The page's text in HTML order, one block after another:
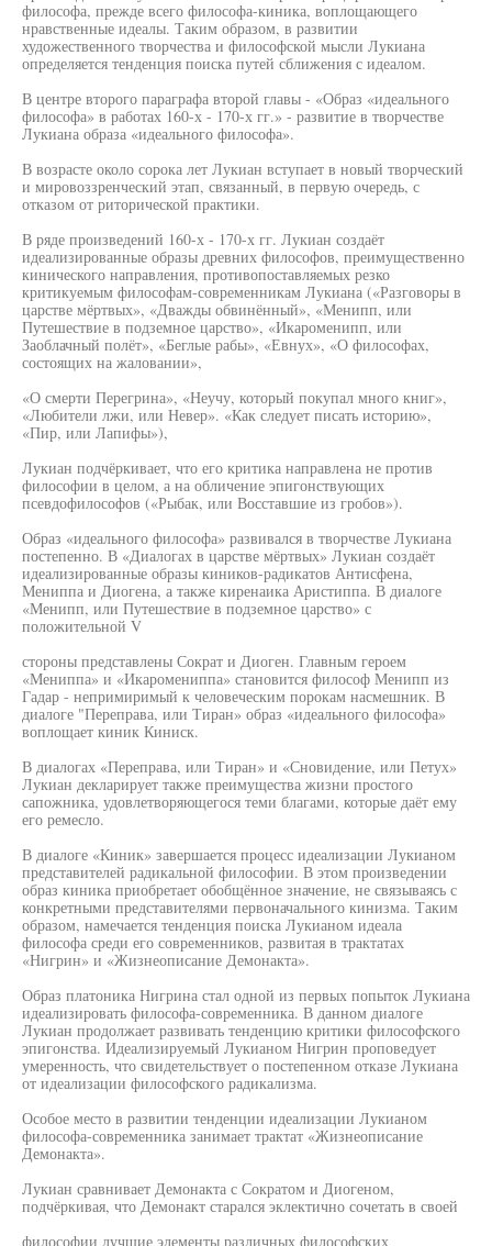
философа, прежде всего философа-киника, воплощающего
нравственные идеалы. Таким образом, в развитии
художественного творчества и философской мысли Лукиана
определяется тенденция поиска путей сближения с идеалом.
В центре второго параграфа второй главы - «Образ «идеального
философа» в работах 160-х - 170-х гг.» - развитие в творчестве
Лукиана образа «идеального философа».
В возрасте около сорока лет Лукиан вступает в новый творческий
и мировоззренческий этап, связанный, в первую очередь, с
отказом от риторической практики.
В ряде произведений 160-х - 170-х гг. Лукиан создаёт
идеализированные образы древних философов, преимущественно
кинического направления, противопоставляемых резко
критикуемым философам-современникам Лукиана («Разговоры в
царстве мёртвых», «Дважды обвинённый», «Менипп, или
Путешествие в подземное царство», «Икароменипп, или
Заоблачный полёт», «Беглые рабы», «Евнух», «О философах,
состоящих на жаловании»,
«О смерти Перегрина», «Неучу, который покупал много книг»,
«Любители лжи, или Невер». «Как следует писать историю»,
«Пир, или Лапифы»),
Лукиан подчёркивает, что его критика направлена не против
философии в целом, а на обличение эпигонствующих
псевдофилософов («Рыбак, или Восставшие из гробов»).
Образ «идеального философа» развивался в творчестве Лукиана
постепенно. В «Диалогах в царстве мёртвых» Лукиан создаёт
идеализированные образы киников-радикатов Антисфена,
Мениппа и Диогена, а также киренаика Аристиппа. В диалоге
«Менипп, или Путешествие в подземное царство» с
положительной V
стороны представлены Сократ и Диоген. Главным героем
«Мениппа» и «Икаромениппа» становится философ Менипп из
Гадар - непримиримый к человеческим порокам насмешник. В
диалоге "Переправа, или Тиран» образ «идеального философа»
воплощает киник Киниск.
В диалогах «Переправа, или Тиран» и «Сновидение, или Петух»
Лукиан декларирует также преимущества жизни простого
сапожника, удовлетворяющегося теми благами, которые даёт ему
его ремесло.
В диалоге «Киник» завершается процесс идеализации Лукианом
представителей радикальной философии. В этом произведении
образ киника приобретает обобщённое значение, не связываясь с
конкретными представителями первоначального кинизма. Таким
образом, намечается тенденция поиска Лукианом идеала
философа среди его современников, развитая в трактатах
«Нигрин» и «Жизнеописание Демонакта».
Образ платоника Нигрина стал одной из первых попыток Лукиана
идеализировать философа-современника. В данном диалоге
Лукиан продолжает развивать тенденцию критики философского
эпигонства. Идеализируемый Лукианом Нигрин проповедует
умеренность, что свидетельствует о постепенном отказе Лукиана
от идеализации философского радикализма.
Особое место в развитии тенденции идеализации Лукианом
философа-современника занимает трактат «Жизнеописание
Демонакта».
Лукиан сравнивает Демонакта с Сократом и Диогеном,
подчёркивая, что Демонакт старался эклектично сочетать в своей
философии лучшие элементы различных философских